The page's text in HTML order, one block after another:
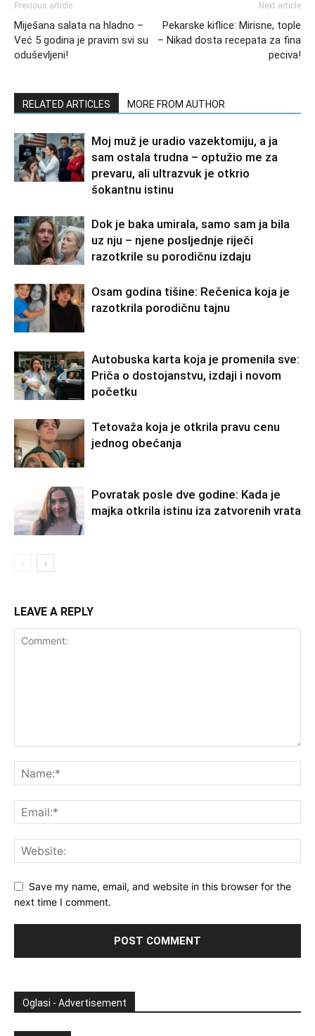
Previous article
Miješana salata na hladno –
Već 5 godina je pravim svi su
oduševljeni!
Next article
Pekarske kiflice: Mirisne, tople
– Nikad dosta recepata za fina
peciva!
RELATED ARTICLES MORE FROM AUTHOR
Moj muž je uradio vazektomiju, a ja
sam ostala trudna – optužio me za
prevaru, ali ultrazvuk je otkrio
šokantnu istinu
Dok je baka umirala, samo sam ja bila
uz nju – njene posljednje riječi
razotkrile su porodičnu izdaju
Osam godina tišine: Rečenica koja je
razotkrila porodičnu tajnu
Autobuska karta koja je promenila sve:
Priča o dostojanstvu, izdaji i novom
početku
Tetovaža koja je otkrila pravu cenu
jednog obećanja
Povratak posle dve godine: Kada je
majka otkrila istinu iza zatvorenih vrata
LEAVE A REPLY
Save my name, email, and website in this browser for the
next time I comment.
Oglasi - Advertisement